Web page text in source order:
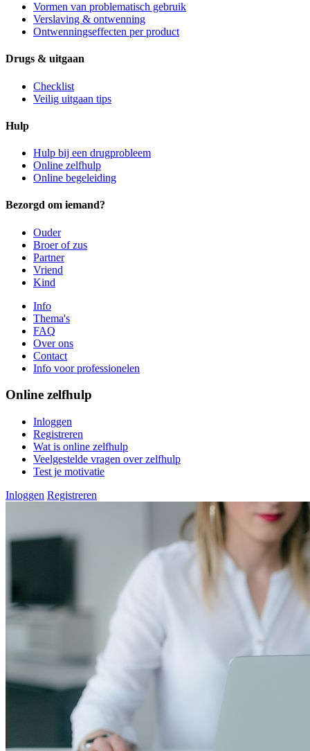
Vormen van problematisch gebruik
Verslaving & ontwenning
Ontwenningseffecten per product
Drugs & uitgaan
Checklist
Veilig uitgaan tips
Hulp
Hulp bij een drugprobleem
Online zelfhulp
Online begeleiding
Bezorgd om iemand?
Ouder
Broer of zus
Partner
Vriend
Kind
Info
Thema's
FAQ
Over ons
Contact
Info voor professionelen
Online zelfhulp
Inloggen
Registreren
Wat is online zelfhulp
Veelgestelde vragen over zelfhulp
Test je motivatie
Inloggen Registreren